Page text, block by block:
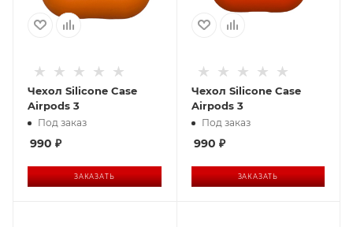
Чехол Silicone Case
Airpods 3
Под заказ
990 ₽
ЗАКАЗАТЬ
Чехол Silicone Case
Airpods 3
Под заказ
990 ₽
ЗАКАЗАТЬ